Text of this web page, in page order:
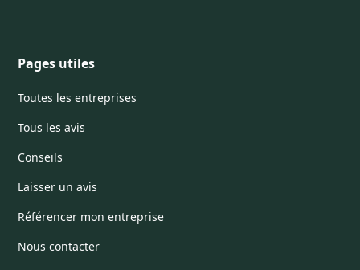
Pages utiles
Toutes les entreprises
Tous les avis
Conseils
Laisser un avis
Référencer mon entreprise
Nous contacter